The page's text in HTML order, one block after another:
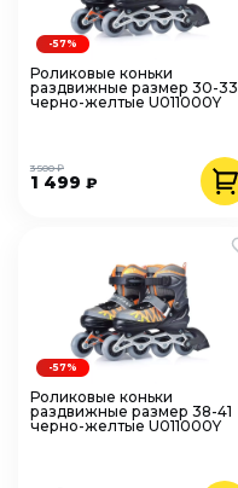
Роликовые коньки
раздвижные размер 30-33
черно-желтые U011000Y
1 499 ₽
3 500 ₽
-57%
Роликовые коньки
раздвижные размер 38-41
черно-желтые U011000Y
-57%